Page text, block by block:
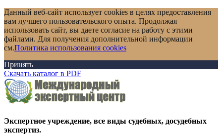
Данный веб-сайт использует cookies в целях предоставления
вам лучшего пользовательского опыта. Продолжая
использовать сайт, вы даете согласие на работу с этими
файлами. Для получения дополнительной информации
см.Политика использования cookies
Принять
Скачать каталог в PDF
Экспертное учреждение, все виды судебных, досудебных
экспертиз.